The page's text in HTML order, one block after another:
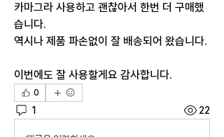
카마그라 사용하고 괜찮아서 한번 더 구매했
습니다.
역시나 제품 파손없이 잘 배송되어 왔습니다.
이번에도 잘 사용할게요 감사합니다.
0
1 22